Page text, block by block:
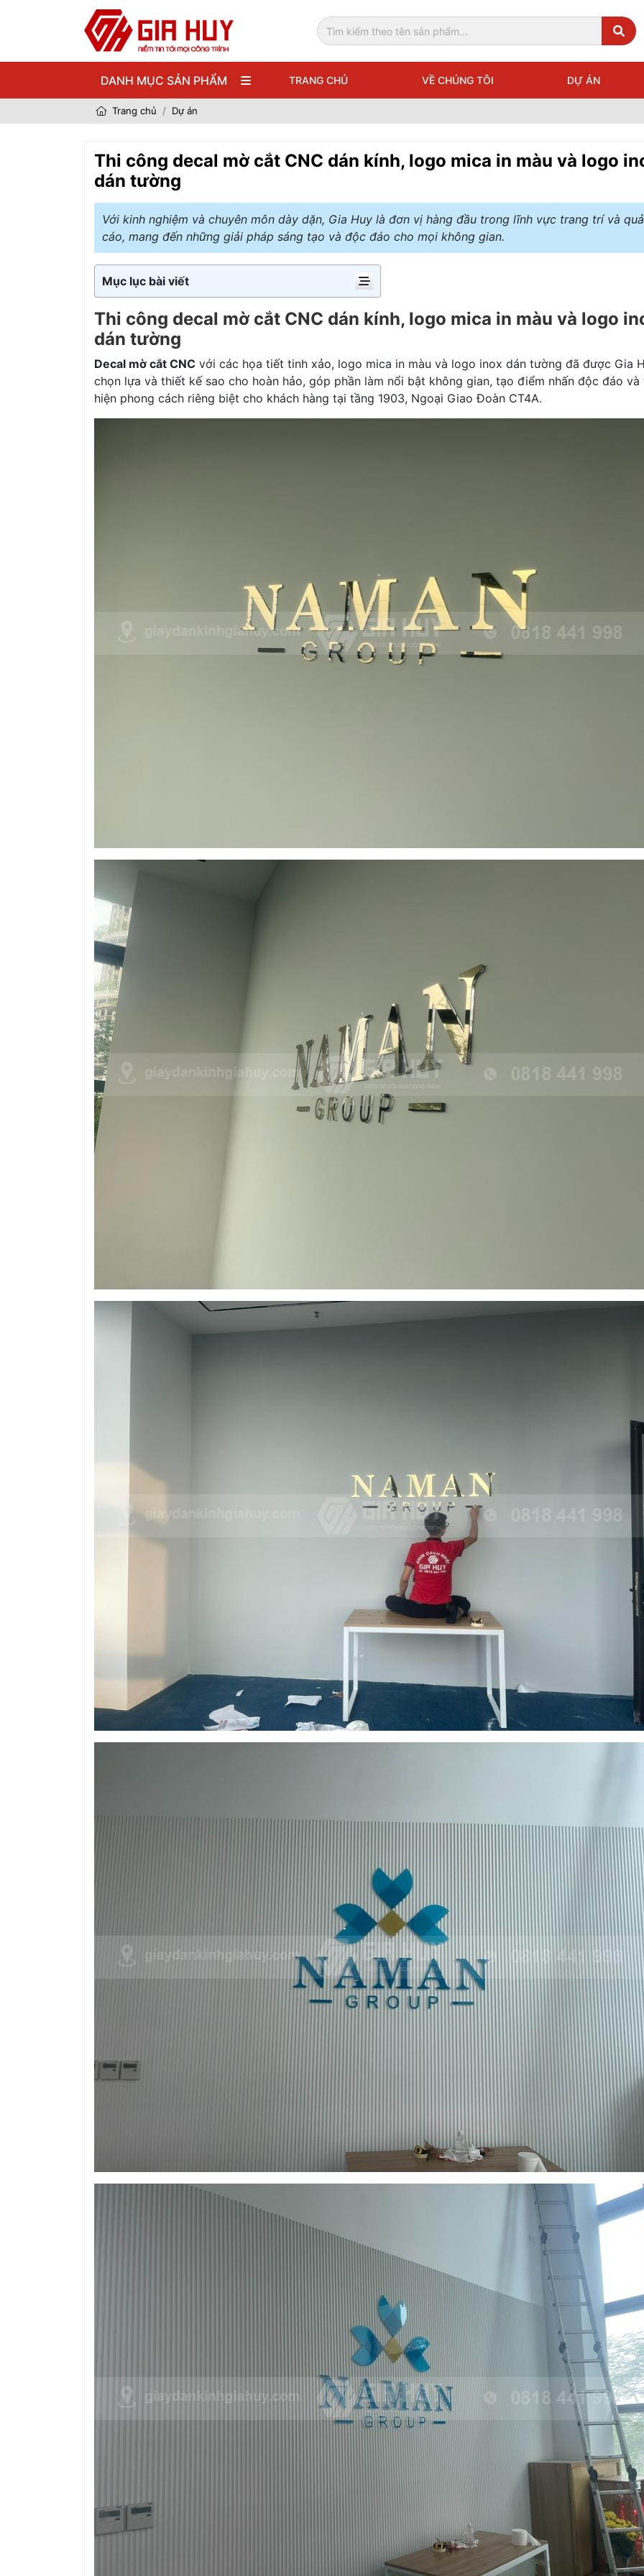
DANH MỤC SẢN PHẨM TRANG CHỦ VỀ CHÚNG TÔI DỰ ÁN
Trang chủ Dự án
Thi công decal mờ cắt CNC dán kính, logo mica in màu và logo
dán tường
Với kinh nghiệm và chuyên môn dày dặn, Gia Huy là đơn vị hàng đầu trong lĩnh vực trang trí và
cáo, mang đến những giải pháp sáng tạo và độc đáo cho mọi không gian.
Mục lục bài viết
Thi công decal mờ cắt CNC dán kính, logo mica in màu và logo
dán tường
Decal mờ cắt CNCvới các họa tiết tinh xảo, logo mica in màu và logo inox dán tường đã được Gia
chọn lựa và thiết kế sao cho hoàn hảo, góp phần làm nổi bật không gian, tạo điểm nhấn độc đáo và
hiện phong cách riêng biệt cho khách hàng tại tầng 1903, Ngoại Giao Đoàn CT4A.